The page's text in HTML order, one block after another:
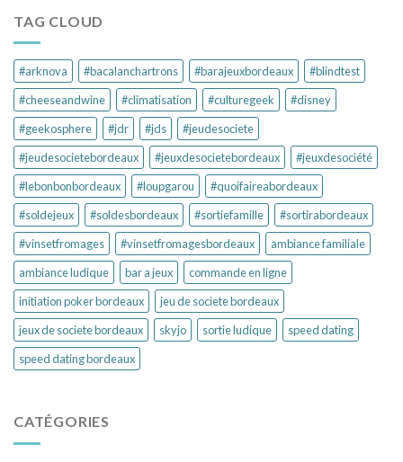
TAG CLOUD
#arknova #bacalanchartrons #barajeuxbordeaux
#blindtest
#cheeseandwine
#climatisation #culturegeek
#disney
#geekosphere
#jdr #jds
#jeudesociete
#jeudesocietebordeaux
#jeuxdesocietebordeaux
#jeuxdesociété
#lebonbonbordeaux
#loupgarou
#quoifaireabordeaux
#soldejeux
#soldesbordeaux #sortiefamille
#sortirabordeaux
#vinsetfromages
#vinsetfromagesbordeaux
ambiance familiale
ambiance ludique
bar a jeux
commande en ligne
initiation poker bordeaux
jeu de societe bordeaux
jeux de societe bordeaux
skyjo sortie ludique
speed dating
speed dating bordeaux
CATÉGORIES